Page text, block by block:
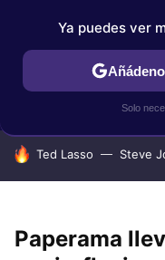
IPHONE
HOY SE HABLA DE
Ted Lasso Steve
Paperama
Ya puedes ver
Solo